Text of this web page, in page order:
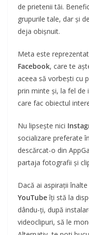
de prietenii tăi.
grupurile tale, dar și
deja obișnuit.
Meta este
Facebook, care te
aceea să vorbești cu
prin minte și, la fel de
care fac obiectul
Nu lipsește nici
socializare preferate
descărcat-o din
partaja fotografii și
Dacă ai aspirații
YouTubeîți stă la
dându-ți, după
videoclipuri, să le